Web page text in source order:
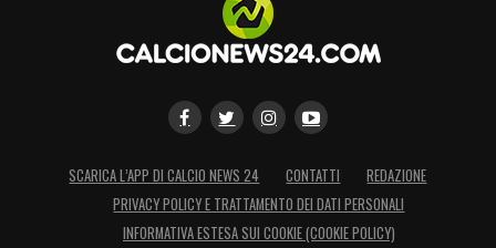
SCARICA L’APP DI CALCIO NEWS 24 CONTATTI
REDAZIONE
PRIVACY POLICY E TRATTAMENTO DEI DATI PERSONALI
INFORMATIVA ESTESA SUI COOKIE (COOKIE POLICY)